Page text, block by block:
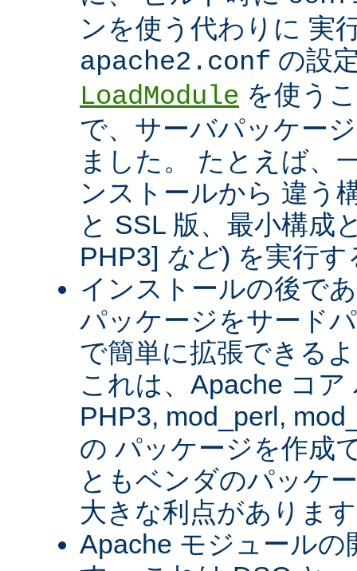
ンを使う代わりに 実
apache2.conf の設
LoadModule を使う
で、サーバパッケー
ました。 たとえば、
ンストールから 違う
と SSL 版、最小構成
PHP3] など) を実行
インストールの後で
パッケージをサード
で簡単に拡張できる
これは、Apache コ
PHP3, mod_perl,
の パッケージを作成
ともベンダのパッケ
大きな利点がありま
Apache モジュール